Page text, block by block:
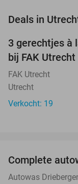
Deals in
TODAY
3 gerechtjes à
bij FAK Utrecht
FAK Utrecht
Utrecht
Verkocht: 19
NEW
TODAY
Complete
Autowas